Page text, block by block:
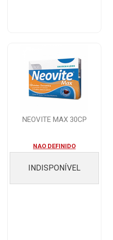
NEOVITE MAX 30CP
NAO DEFINIDO
INDISPONÍVEL